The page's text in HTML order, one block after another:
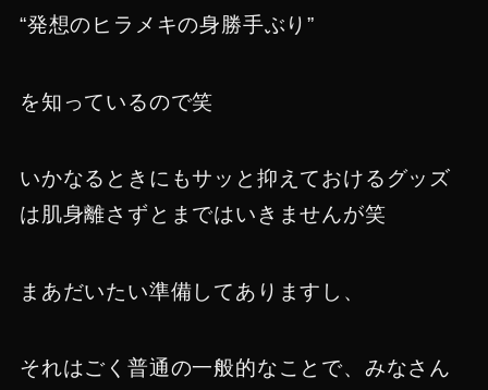
“発想のヒラメキの身勝手ぶり”
を知っているので笑
いかなるときにもサッと抑えておけるグッズ
は肌身離さずとまではいきませんが笑
まあだいたい準備してありますし、
それはごく普通の一般的なことで、みなさん